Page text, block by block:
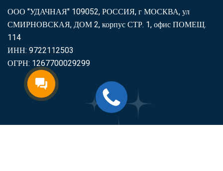
ООО "УДАЧНАЯ" 109052, РОССИЯ, г МОСКВА, ул
СМИРНОВСКАЯ, ДОМ 2, корпус СТР. 1, офис ПОМЕЩ.
114
ИНН: 9722112503
ОГРН: 1267700029299